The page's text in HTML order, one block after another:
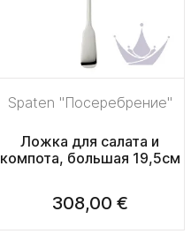
Spaten "Посеребрение"
Ложка для салата и
компота, большая 19,5см
308,00 €